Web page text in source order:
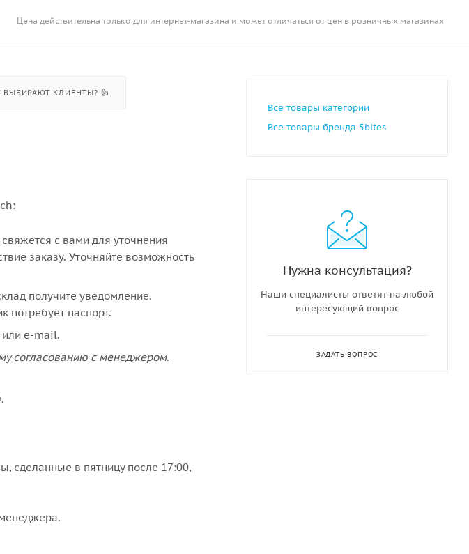
Цена действительна только для интернет-магазина и может отличаться от цен в розничных магазинах
КЛИЕНТЫ? 👍
с вами для уточнения
заказу. Уточняйте возможность
получите уведомление.
потребует паспорт.
или e-mail.
согласованию с менеджером.
сделанные в пятницу после 17:00,
Все товары категории
Все товары бренда 5bites
Нужна консультация?
Наши специалисты ответят на любой
интересующий вопрос
ЗАДАТЬ ВОПРОС